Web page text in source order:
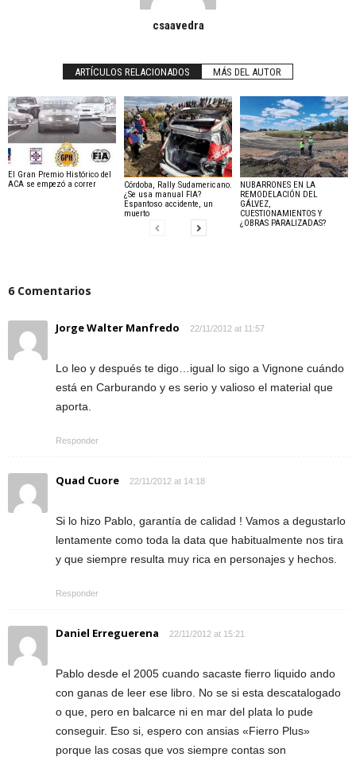
csaavedra
ARTÍCULOS RELACIONADOS MÁS DEL AUTOR
El Gran Premio Histórico del
ACA se empezó a correr
Córdoba, Rally Sudamericano.
¿Se usa manual FIA?
Espantoso accidente, un
muerto
NUBARRONES EN LA
REMODELACIÓN DEL
GÁLVEZ,
CUESTIONAMIENTOS Y
¿OBRAS PARALIZADAS?
6 Comentarios
Jorge Walter Manfredo 22/11/2012 at 11:57
Lo leo y después te digo…igual lo sigo a Vignone cuándo
está en Carburando y es serio y valioso el material que
aporta.
Responder
Quad Cuore 22/11/2012 at 14:18
Si lo hizo Pablo, garantía de calidad ! Vamos a degustarlo
lentamente como toda la data que habitualmente nos tira
y que siempre resulta muy rica en personajes y hechos.
Responder
Daniel Erreguerena 22/11/2012 at 15:21
Pablo desde el 2005 cuando sacaste fierro liquido ando
con ganas de leer ese libro. No se si esta descatalogado
o que, pero en balcarce ni en mar del plata lo pude
conseguir. Eso si, espero con ansias «Fierro Plus»
porque las cosas que vos siempre contas son